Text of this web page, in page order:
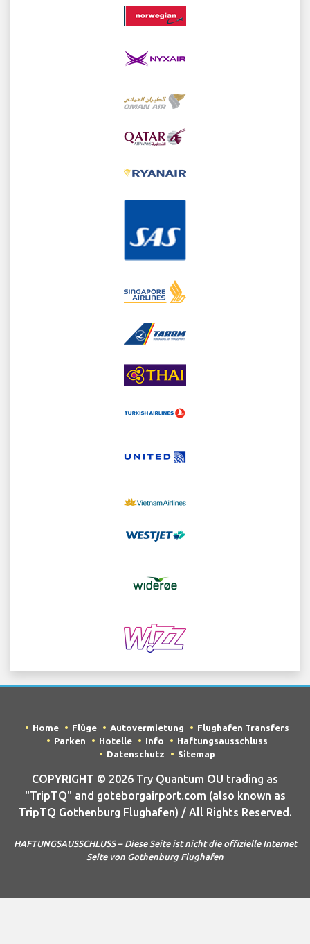
Home Flüge Autovermietung
Flughafen Transfers
Parken
Hotelle Info
Haftungsausschluss
Datenschutz
Sitemap
COPYRIGHT © 2026 Try Quantum OU trading as
"TripTQ" and goteborgairport.com (also known as
TripTQ Gothenburg Flughafen) / All Rights Reserved.
HAFTUNGSAUSSCHLUSS – Diese Seite ist nicht die offizielle Internet
Seite von Gothenburg Flughafen